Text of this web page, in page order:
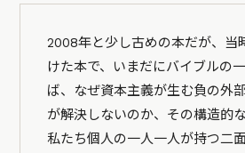
2008年と少し古めの本だが、当
けた本で、いまだにバイブルの
ば、なぜ資本主義が生む負の外
が解決しないのか、その構造的
私たち個人の一人一人が持つ二